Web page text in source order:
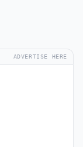
ADVERTISE HERE